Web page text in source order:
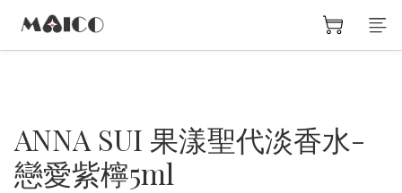
ANNA SUI 果漾聖代淡香水-
戀愛紫檸5ml